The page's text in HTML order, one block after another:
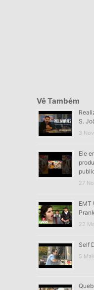
Vê Também
S.
3
Ele
27
EMT
Prank
22
Self
5